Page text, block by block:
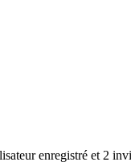
enregistré et 2